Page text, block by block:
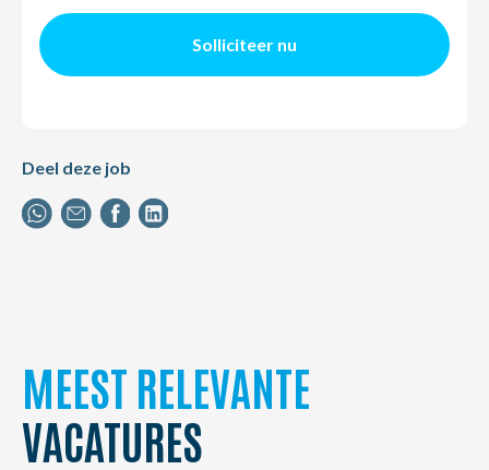
Solliciteer nu
Deel deze job
MEEST RELEVANTE
VACATURES